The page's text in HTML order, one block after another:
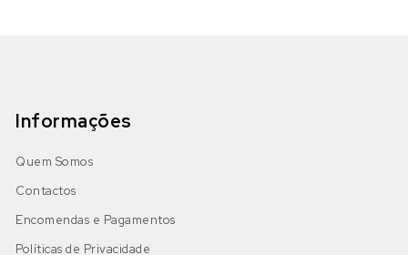
Informações
Quem Somos
Contactos
Encomendas e Pagamentos
Políticas de Privacidade